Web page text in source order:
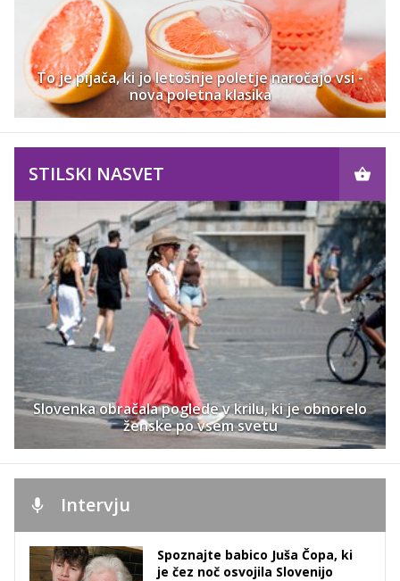
To je pijača, ki jo letošnje poletje naročajo vsi -
nova poletna klasika
STILSKI NASVET
Slovenka obračala poglede v krilu, ki je obnorelo
ženske po vsem svetu
Intervju
Spoznajte babico Juša Čopa, ki
je čez noč osvojila Slovenijo